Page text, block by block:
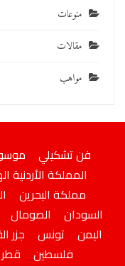
منوعات
مقالات
مواهب
فن تشكيلي
المملكة الأردنية
مملكة البحرين
السودان
الصومال
اليمن
تونس جزر
فلسطين
قطر